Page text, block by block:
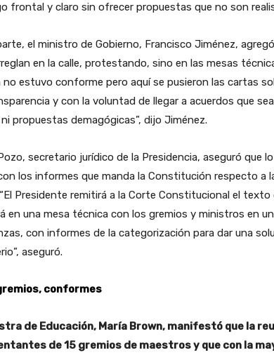
frontal y claro sin ofrecer propuestas que no son
el ministro de Gobierno, Francisco Jiménez,
en la calle, protestando, sino en las mesas
no estuvo conforme pero aquí se pusieron las cartas
y con la voluntad de llegar a acuerdos que
propuestas demagógicas”, dijo Jiménez.
secretario jurídico de la Presidencia, aseguró que
los informes que manda la Constitución respecto a
Presidente remitirá a la Corte Constitucional el texto
en una mesa técnica con los gremios y ministros en
con informes de la categorización para dar una
aseguró.
conformes
de Educación, María Brown, manifestó que la
de 15 gremios de maestros y que con la